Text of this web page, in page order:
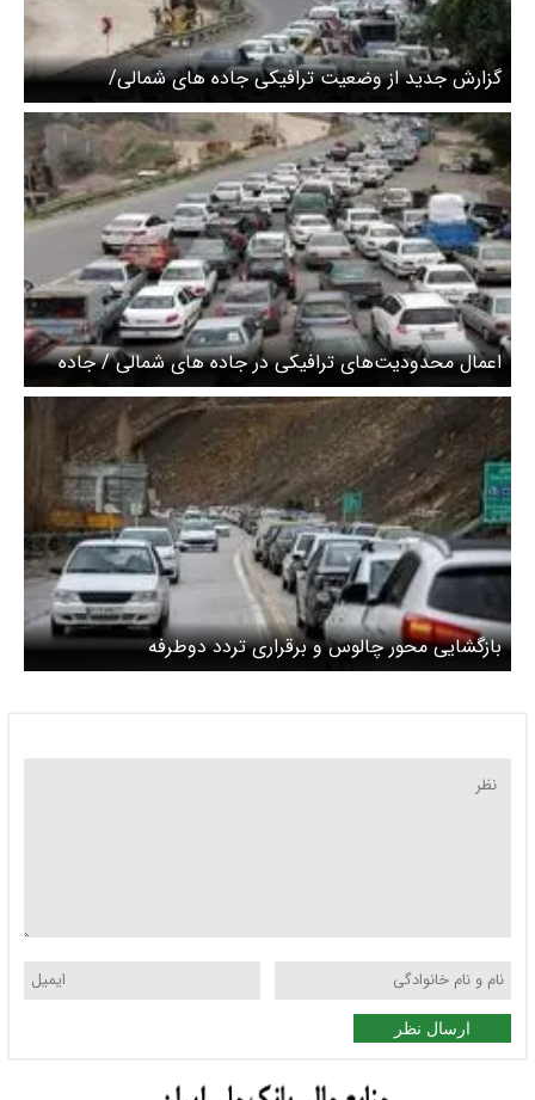
گزارش جدید از وضعیت ترافیکی جاده های شمالی/
محدودیت‌های محور کرج–چالوس
اعمال محدودیت‌های ترافیکی در جاده های شمالی / جاده
چالوس یک‌طرفه شد
بازگشایی محور چالوس و برقراری تردد دوطرفه
ارسال نظر